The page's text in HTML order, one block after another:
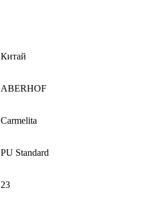
Китай
ABERHOF
Carmelita
PU Standard
23